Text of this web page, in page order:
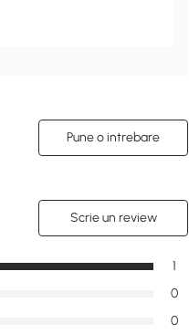
Pune o intrebare
Scrie un review
0
0
1